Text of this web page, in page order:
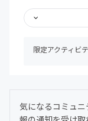
・実際に進ん
・経営してい
ご希望のある
お申し込みの
・視聴のみのア
限定アクティビ
気になるコミュ